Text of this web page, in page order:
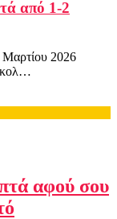
από 1-2
Μαρτίου 2026
κολ…
αφού σου